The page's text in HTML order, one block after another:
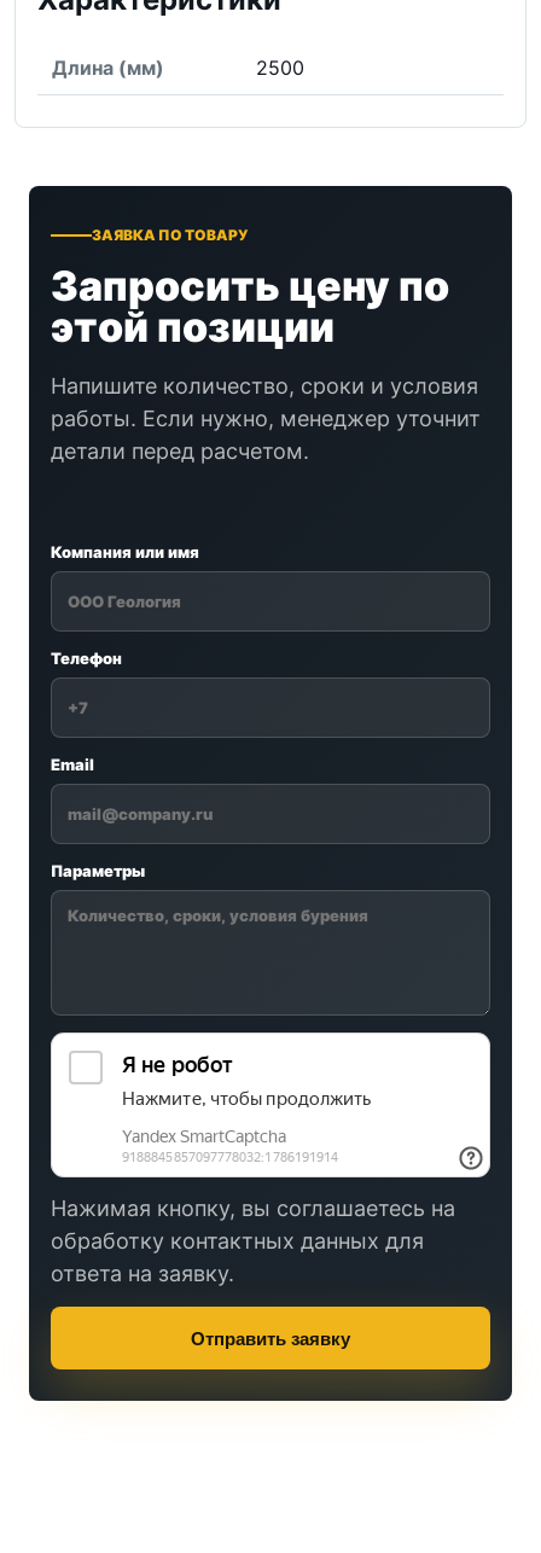
Длина (мм) 2500
ЗАЯВКА ПО ТОВАРУ
Запросить цену по
этой позиции
Напишите количество, сроки и условия
работы. Если нужно, менеджер уточнит
детали перед расчетом.
Компания или имя
Телефон
Email
Параметры
Нажимая кнопку, вы соглашаетесь на
обработку контактных данных для
ответа на заявку.
Отправить заявку